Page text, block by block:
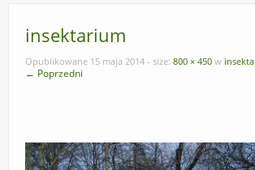
PRACOWNICY
DYDAKTYKA
KONTAKT
insektarium
Opublikowane 15 maja 2014 - size: 800 × 450 w
← Poprzedni